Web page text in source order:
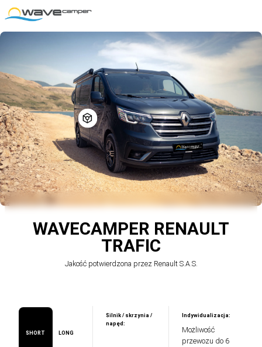
WAVECAMPER RENAULT
TRAFIC
Jakość potwierdzona przez Renault S.A.S.
SHORT LONG
Silnik / skrzynia /
napęd:
Indywidualizacja:
Możliwość
przewozu do 6